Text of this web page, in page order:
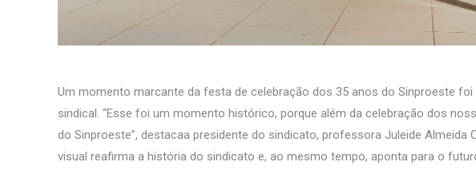
Um momento marcante da festa de celebração dos 35 anos do Sinproeste
sindical. “Esse foi um momento histórico, porque além da celebração dos
do Sinproeste”, destacaa presidente do sindicato, professora Juleide Almeida
visual reafirma a história do sindicato e, ao mesmo tempo, aponta para o